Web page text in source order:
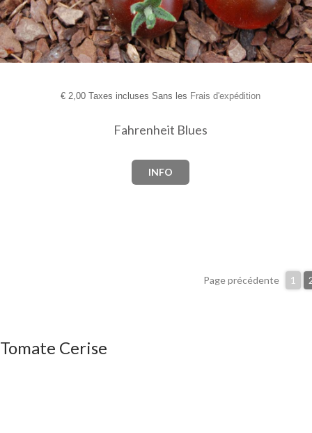
€2,00 Taxes incluses Sans les Frais d'expédition
Fahrenheit Blues
INFO
Page précédente 1
Tomate Cerise